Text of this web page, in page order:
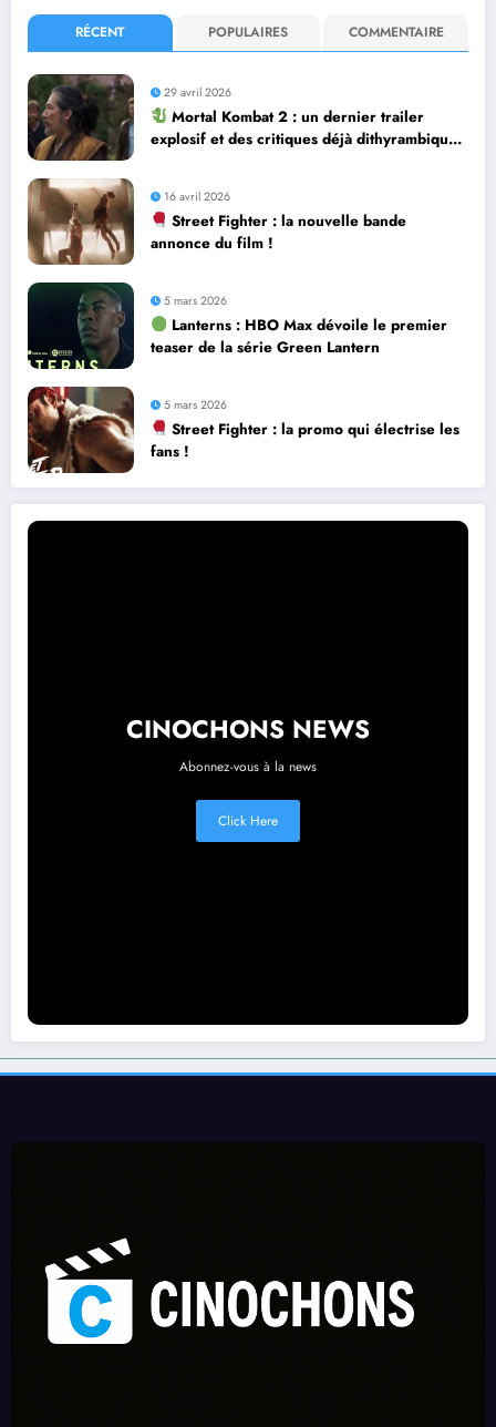
RÉCENT POPULAIRES COMMENTAIRE
29 avril 2026
Mortal Kombat 2 : un dernier trailer
explosif et des critiques déjà dithyrambiques
16 avril 2026
Street Fighter : la nouvelle bande
annonce du film !
5 mars 2026
Lanterns : HBO Max dévoile le premier
teaser de la série Green Lantern
5 mars 2026
Street Fighter : la promo qui électrise les
fans !
CINOCHONS NEWS
Abonnez-vous à la news
Click Here